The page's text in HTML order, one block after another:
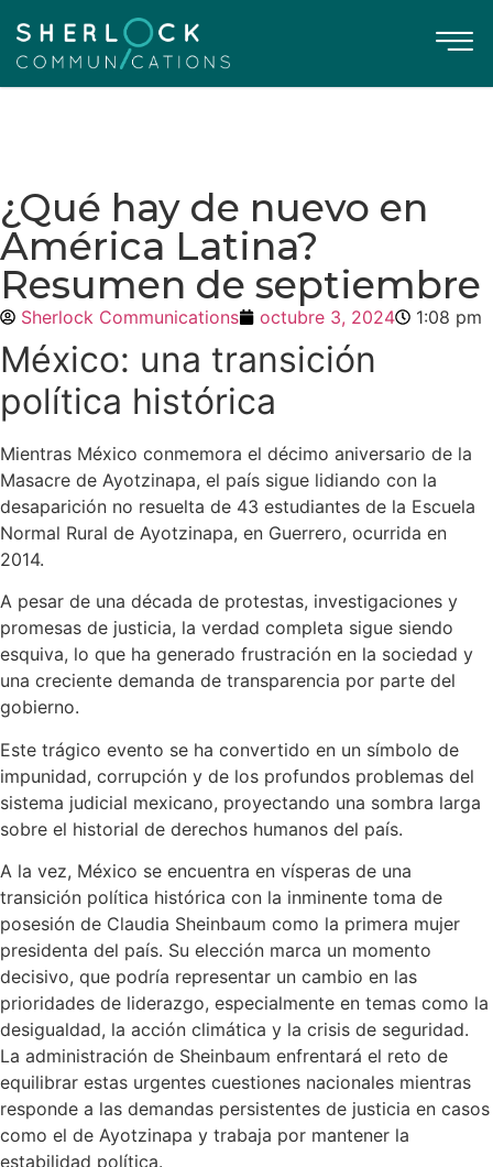
¿Qué hay de nuevo en
América Latina?
Resumen de septiembre
Sherlock Communications octubre 3, 2024 1:08 pm
México: una transición
política histórica
Mientras México conmemora el décimo aniversario de la
Masacre de Ayotzinapa, el país sigue lidiando con la
desaparición no resuelta de 43 estudiantes de la Escuela
Normal Rural de Ayotzinapa, en Guerrero, ocurrida en
2014.
A pesar de una década de protestas, investigaciones y
promesas de justicia, la verdad completa sigue siendo
esquiva, lo que ha generado frustración en la sociedad y
una creciente demanda de transparencia por parte del
gobierno.
Este trágico evento se ha convertido en un símbolo de
impunidad, corrupción y de los profundos problemas del
sistema judicial mexicano, proyectando una sombra larga
sobre el historial de derechos humanos del país.
A la vez, México se encuentra en vísperas de una
transición política histórica con la inminente toma de
posesión de Claudia Sheinbaum como la primera mujer
presidenta del país. Su elección marca un momento
decisivo, que podría representar un cambio en las
prioridades de liderazgo, especialmente en temas como la
desigualdad, la acción climática y la crisis de seguridad.
La administración de Sheinbaum enfrentará el reto de
equilibrar estas urgentes cuestiones nacionales mientras
responde a las demandas persistentes de justicia en casos
como el de Ayotzinapa y trabaja por mantener la
estabilidad política.